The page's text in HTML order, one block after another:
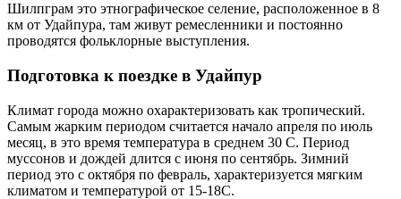
Шилпграм это этнографическое селение, расположенное в 8
км от Удайпура, там живут ремесленники и постоянно
проводятся фольклорные выступления.
Подготовка к поездке в Удайпур
Климат города можно охарактеризовать как тропический.
Самым жарким периодом считается начало апреля по июль
месяц, в это время температура в среднем 30 С. Период
муссонов и дождей длится с июня по сентябрь. Зимний
период это с октября по февраль, характеризуется мягким
климатом и температурой от 15-18С.